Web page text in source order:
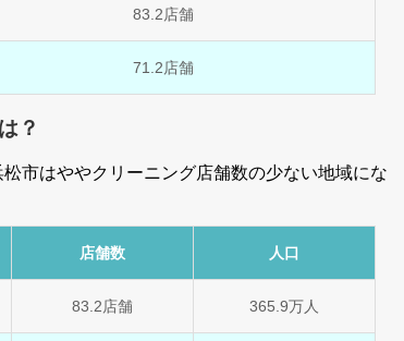
83.2店舗
71.2店舗
？
市はややクリーニング店舗数の少ない地域にな
店舗数 人口
83.2店舗 365.9万人